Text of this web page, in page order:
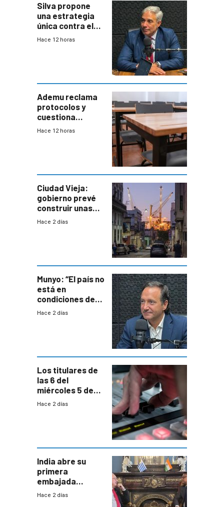
Silva propone
una estrategia
única contra el
narcotráfico y
Hace 12 horas
Ademu reclama
protocolos y
cuestiona
demora de
Hace 12 horas
Ciudad Vieja:
gobierno prevé
construir unas
mil viviendas en
Hace 2 días
Munyo: “El país no
está en
condiciones de
enfrentar una
Hace 2 días
Los titulares de
las 6 del
miércoles 5 de
agosto de 2026
Hace 2 días
India abre su
primera
embajada
residente en
Hace 2 días